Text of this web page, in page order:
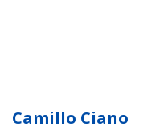
Camillo Ciano